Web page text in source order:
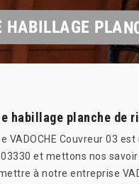
HABILLAGE
habillage planche de
VADOCHE Couvreur 03
03330 et mettons nos
à notre entreprise